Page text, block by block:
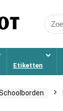
Search
for:
Etiketten